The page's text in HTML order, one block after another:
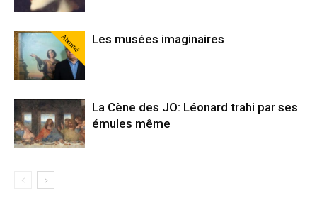
Abonné Les musées imaginaires
La Cène des JO: Léonard trahi par ses
émules même